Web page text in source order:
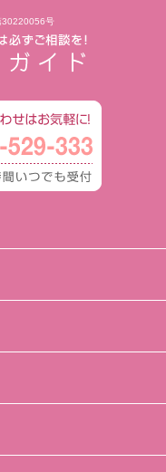
30220056号